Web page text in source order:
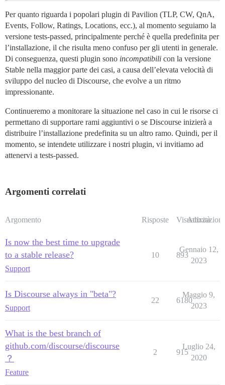
Per quanto riguarda i popolari plugin di Pavilion (TLP, CW, QnA,
Events, Follow, Ratings, Locations, ecc.), al momento seguiamo la
versione tests-passed, principalmente perché è quella predefinita per
l’installazione, il che risulta meno confuso per gli utenti in generale.
Di conseguenza, questi plugin sono incompatibili con la versione
Stable nella maggior parte dei casi, a causa dell’elevata velocità di
sviluppo del nucleo di Discourse, che evolve a un ritmo
impressionante.
Continueremo a monitorare la situazione nel caso in cui le risorse ci
permettano di supportare rami aggiuntivi o se Discourse inizierà a
distribuire l’installazione predefinita su un altro ramo. Quindi, per il
momento, se intendete utilizzare i nostri plugin, vi invitiamo ad
attenervi a tests-passed.
Argomenti correlati
Argomento Risposte Visualizzazioni
Attività
Is now the best time to upgrade
to a stable release?
Support
10 893
Gennaio 12,
2023
Is Discourse always in "beta"?
Support
22 6180
Maggio 9,
2023
What is the best branch of
github.com/discourse/discourse
？
Feature
2 915
Luglio 24,
2020